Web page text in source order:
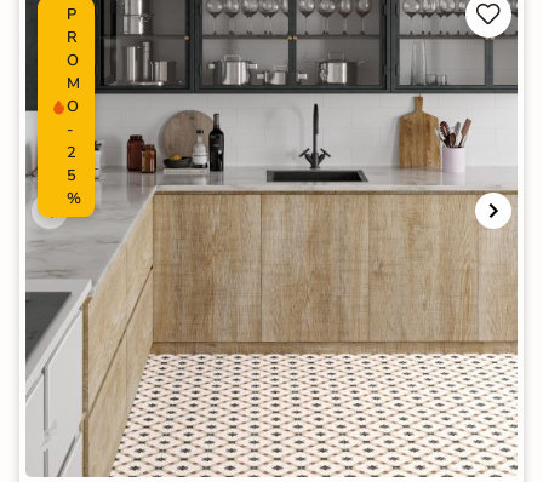
P
R
O
M
O
-
2
5
%

